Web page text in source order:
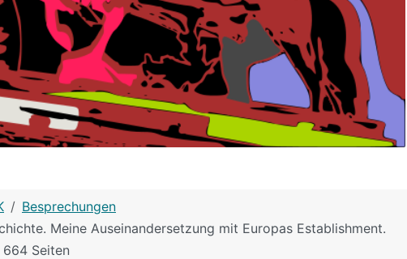
Besprechungen
Meine Auseinandersetzung mit Europas Establishment.
664 Seiten